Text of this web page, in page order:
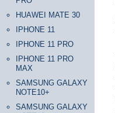
HUAWEI MATE 30
IPHONE 11
IPHONE 11 PRO
IPHONE 11 PRO
MAX
SAMSUNG GALAXY
NOTE10+
SAMSUNG GALAXY